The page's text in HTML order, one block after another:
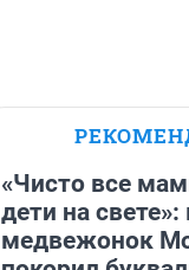
«Чисто все
дети на свете»:
медвежонок